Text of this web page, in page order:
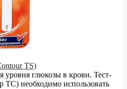
TS)
уровня глюкозы в крови. Тест-
ТС) необходимо использовать